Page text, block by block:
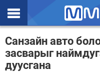
Эхлэл
Цаг агаар
Санзайн авто
засварыг
дуусгана